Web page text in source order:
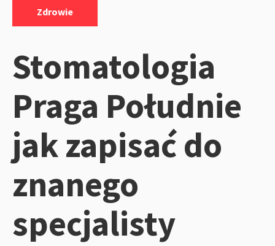
Zdrowie
Stomatologia
Praga Południe
jak zapisać do
znanego
specjalisty